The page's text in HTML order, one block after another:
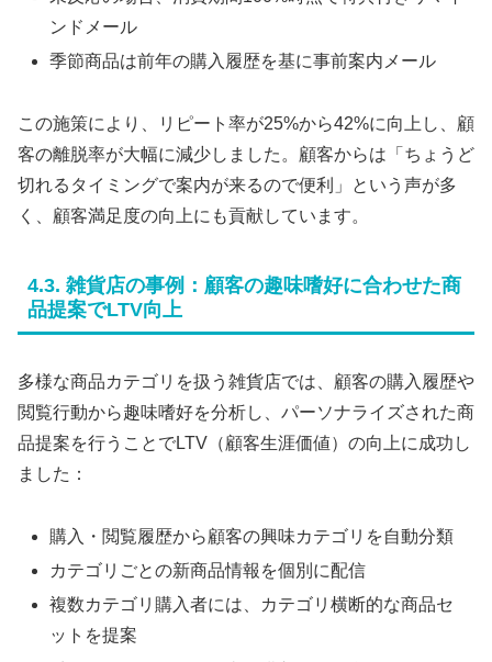
ンドメール
季節商品は前年の購入履歴を基に事前案内メール
この施策により、リピート率が25%から42%に向上し、顧
客の離脱率が大幅に減少しました。顧客からは「ちょうど
切れるタイミングで案内が来るので便利」という声が多
く、顧客満足度の向上にも貢献しています。
4.3. 雑貨店の事例：顧客の趣味嗜好に合わせた商
品提案でLTV向上
多様な商品カテゴリを扱う雑貨店では、顧客の購入履歴や
閲覧行動から趣味嗜好を分析し、パーソナライズされた商
品提案を行うことでLTV（顧客生涯価値）の向上に成功し
ました：
購入・閲覧履歴から顧客の興味カテゴリを自動分類
カテゴリごとの新商品情報を個別に配信
複数カテゴリ購入者には、カテゴリ横断的な商品セ
ットを提案